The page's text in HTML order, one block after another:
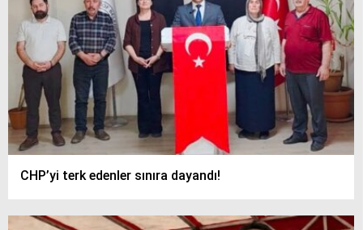
bonusu
veren
siteler
editorbet
CHP’yi terk edenler sınıra dayandı!